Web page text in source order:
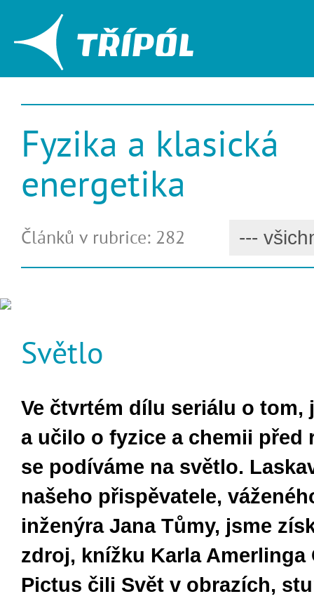
Fyzika a klasická
energetika
Článků v rubrice: 282
Světlo
Ve čtvrtém dílu seriálu o tom,
a učilo o fyzice a chemii před
se podíváme na světlo.
našeho přispěvatele,
inženýra Jana Tůmy, jsme
zdroj, knížku Karla Amerlinga
Pictus čili Svět v obrazích,